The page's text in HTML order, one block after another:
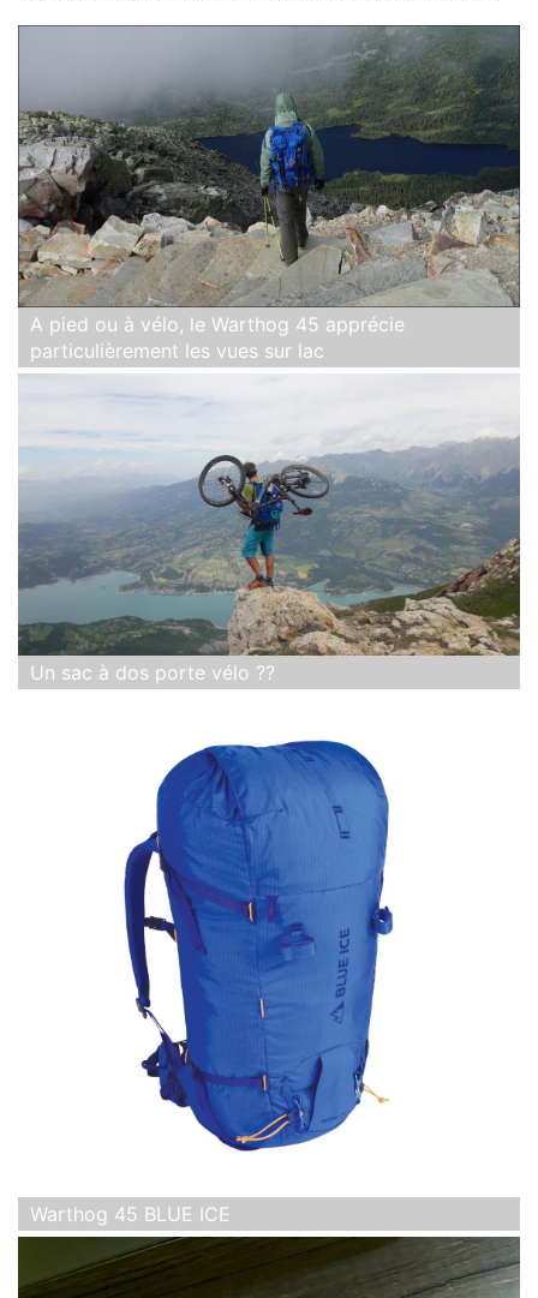
A pied ou à vélo, le Warthog 45 apprécie
particulièrement les vues sur lac
Un sac à dos porte vélo ??
Warthog 45 BLUE ICE